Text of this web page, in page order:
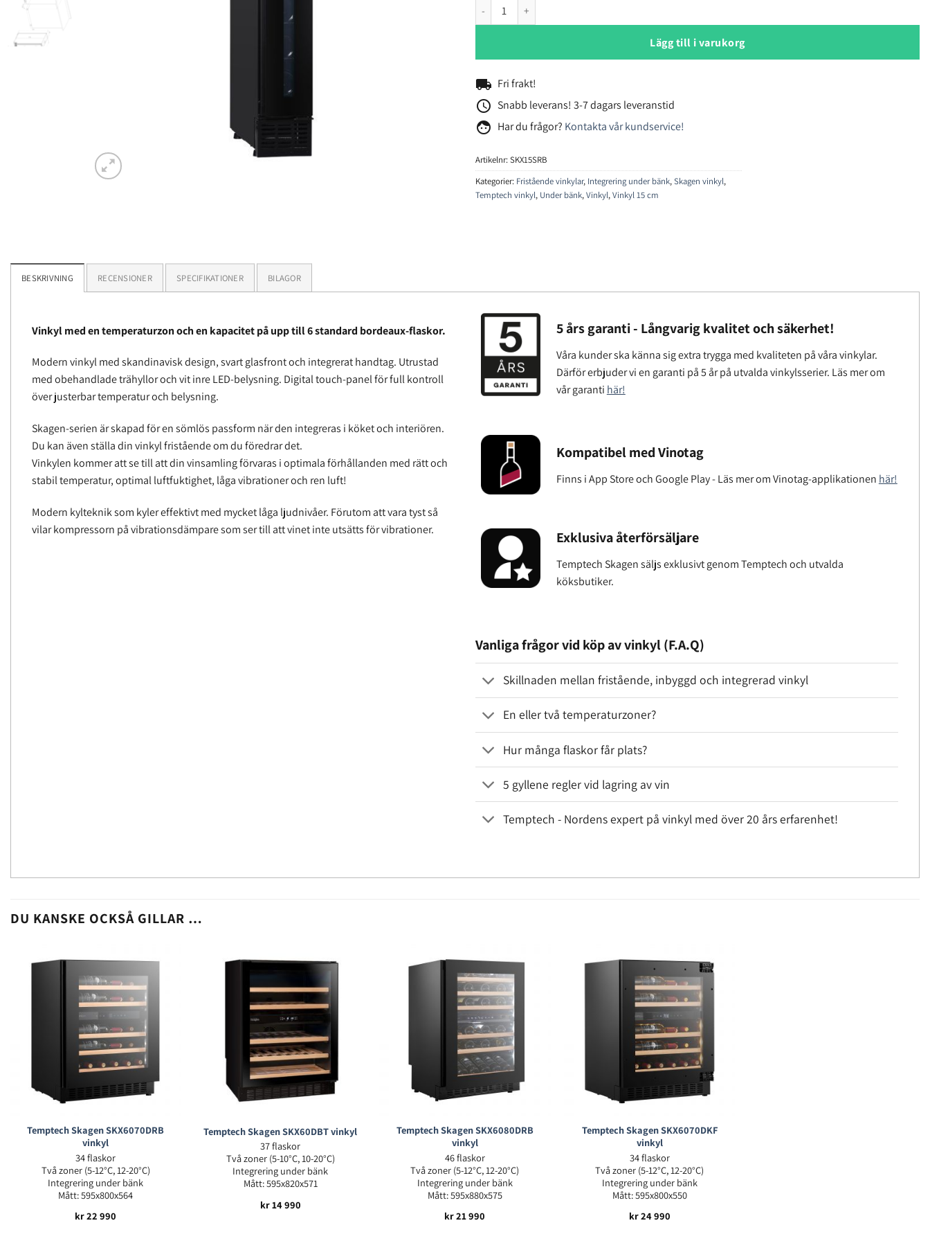
Temptech Skagen SKX15SRB vinkyl mängd
Lägg till i varukorg
local_shipping Fri frakt!
access_time Snabb leverans! 3-7 dagars leveranstid
face Har du frågor? Kontakta vår kundservice!
Artikelnr:SKX15SRB
Kategorier: Fristående vinkylar, Integrering under bänk,Skagen vinkyl,
Temptech vinkyl, Under bänk,Vinkyl,Vinkyl 15 cm
BESKRIVNING RECENSIONER SPECIFIKATIONER BILAGOR
Vinkyl med en temperaturzon och en kapacitet på upp till 6 standard bordeaux-flaskor.
Modern vinkyl med skandinavisk design, svart glasfront och integrerat handtag. Utrustad
med obehandlade trähyllor och vit inre LED-belysning. Digital touch-panel för full kontroll
över justerbar temperatur och belysning.
Skagen-serien är skapad för en sömlös passform när den integreras i köket och interiören.
Du kan även ställa din vinkyl fristående om du föredrar det.
Vinkylen kommer att se till att din vinsamling förvaras i optimala förhållanden med rätt och
stabil temperatur, optimal luftfuktighet, låga vibrationer och ren luft!
Modern kylteknik som kyler effektivt med mycket låga ljudnivåer. Förutom att vara tyst så
vilar kompressorn på vibrationsdämpare som ser till att vinet inte utsätts för vibrationer.
5 års garanti - Långvarig kvalitet och säkerhet!
Våra kunder ska känna sig extra trygga med kvaliteten på våra vinkylar.
Därför erbjuder vi en garanti på 5 år på utvalda vinkylsserier. Läs mer om
vår garanti här!
Kompatibel med Vinotag
Finns i App Store och Google Play - Läs mer om Vinotag-applikationen här!
Exklusiva återförsäljare
Temptech Skagen säljs exklusivt genom Temptech och utvalda
köksbutiker.
Vanliga frågor vid köp av vinkyl (F.A.Q)
Skillnaden mellan fristående, inbyggd och integrerad vinkyl
En eller två temperaturzoner?
Hur många flaskor får plats?
5 gyllene regler vid lagring av vin
Temptech - Nordens expert på vinkyl med över 20 års erfarenhet!
DU KANSKE OCKSÅ GILLAR …
Temptech Skagen SKX6070DRB
vinkyl
34 flaskor
Två zoner (5-12°C, 12-20°C)
Integrering under bänk
Mått: 595x800x564
kr22 990
Temptech Skagen SKX60DBT vinkyl
37 flaskor
Två zoner (5-10°C, 10-20°C)
Integrering under bänk
Mått: 595x820x571
kr14 990
Temptech Skagen SKX6080DRB
vinkyl
46 flaskor
Två zoner (5-12°C, 12-20°C)
Integrering under bänk
Mått: 595x880x575
kr21 990
Temptech Skagen SKX6070DKF
vinkyl
34 flaskor
Två zoner (5-12°C, 12-20°C)
Integrering under bänk
Mått: 595x800x550
kr24 990